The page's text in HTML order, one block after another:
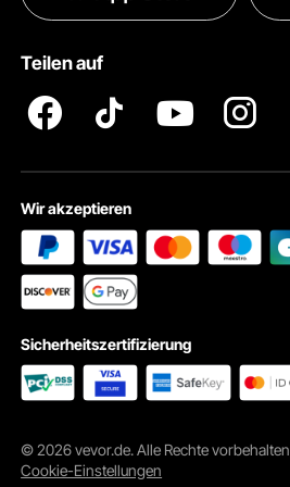
Teilen auf
Wir akzeptieren
Sicherheitszertifizierung
© 2026 vevor.de. Alle Rechte vorbehalten
Cookie-Einstellungen